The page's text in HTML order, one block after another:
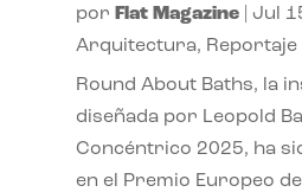
por Flat Magazine| Jul
Arquitectura, Reportaje
Round About Baths, la
diseñada por Leopold
Concéntrico 2025, ha
en el Premio Europeo